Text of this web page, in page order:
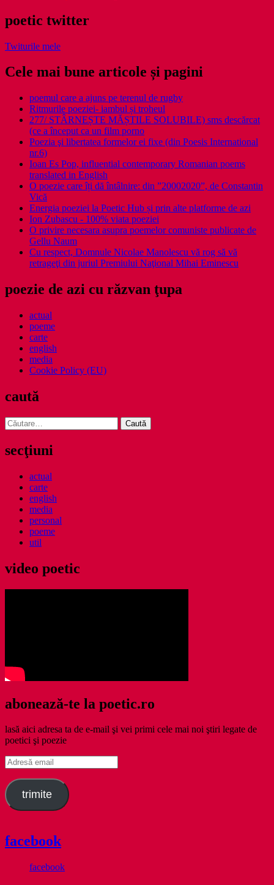
poetic twitter
Twiturile mele
Cele mai bune articole și pagini
poemul care a ajuns pe terenul de rugby
Ritmurile poeziei- iambul și troheul
277/ STÂRNEȘTE MĂȘTILE SOLUBILE) sms descărcat
(ce a început ca un film porno
Poezia şi libertatea formelor ei fixe (din Poesis International
nr.6)
Ioan Es Pop, influential contemporary Romanian poems
translated in English
O poezie care îți dă întâlnire: din ”20002020”, de Constantin
Vică
Energia poeziei la Poetic Hub și prin alte platforme de azi
Ion Zubascu - 100% viata poeziei
O privire necesara asupra poemelor comuniste publicate de
Gellu Naum
Cu respect, Domnule Nicolae Manolescu vă rog să vă
retrageţi din juriul Premiului Naţional Mihai Eminescu
poezie de azi cu răzvan ţupa
actual
poeme
carte
english
media
Cookie Policy (EU)
caută
Caută
după:
secţiuni
actual
carte
english
media
personal
poeme
util
video poetic
abonează-te la poetic.ro
lasă aici adresa ta de e-mail şi vei primi cele mai noi ştiri legate de
poetici şi poezie
Adresă
email
trimite
facebook
facebook